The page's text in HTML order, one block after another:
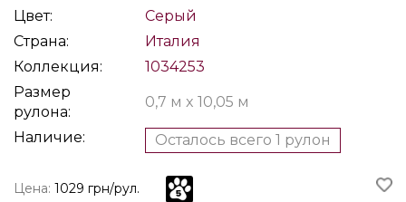
Цвет:
Серый
Страна:
Италия
Коллекция:
1034253
Размер
рулона:
0,7 м x 10,05 м
Наличие: Осталось всего 1 рулон
Цена: 1029 грн/рул.